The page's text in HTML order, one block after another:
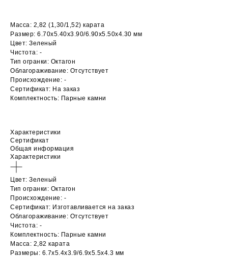
Масса: 2,82 (1,30/1,52) карата
Размер: 6.70х5.40х3.90/6.90х5.50х4.30 мм
Цвет: Зеленый
Чистота: -
Тип огранки: Октагон
Облагораживание: Отсутствует
Происхождение: -
Сертификат: На заказ
Комплектность: Парные камни
Характеристики
Сертификат
Общая информация
Характеристики
Цвет: Зеленый
Тип огранки: Октагон
Происхождение: -
Сертификат: Изготавливается на заказ
Облагораживание: Отсутствует
Чистота: -
Комплектность: Парные камни
Масса: 2,82 карата
Размеры: 6.7х5.4х3.9/6.9х5.5х4.3 мм